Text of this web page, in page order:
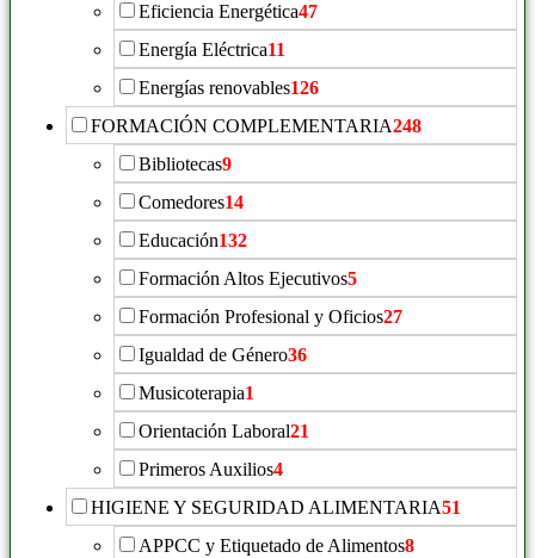
Eficiencia Energética47
Energía Eléctrica11
Energías renovables126
FORMACIÓN COMPLEMENTARIA248
Bibliotecas9
Comedores14
Educación132
Formación Altos Ejecutivos5
Formación Profesional y Oficios27
Igualdad de Género36
Musicoterapia1
Orientación Laboral21
Primeros Auxilios4
HIGIENE Y SEGURIDAD ALIMENTARIA51
APPCC y Etiquetado de Alimentos8